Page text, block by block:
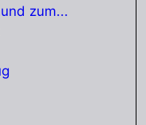
zum...